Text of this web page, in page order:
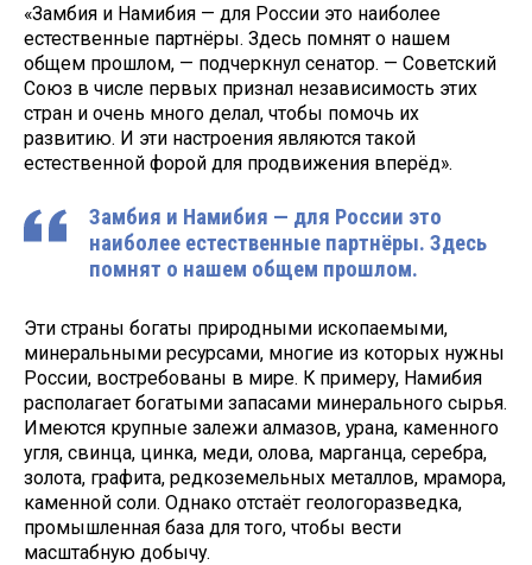
«Замбия и Намибия — для России это наиболее
естественные партнёры. Здесь помнят о нашем
общем прошлом, — подчеркнул сенатор. — Советский
Союз в числе первых признал независимость этих
стран и очень много делал, чтобы помочь их
развитию. И эти настроения являются такой
естественной форой для продвижения вперёд».
Замбия и Намибия — для России это
наиболее естественные партнёры. Здесь
помнят о нашем общем прошлом.
Эти страны богаты природными ископаемыми,
минеральными ресурсами, многие из которых нужны
России, востребованы в мире. К примеру, Намибия
располагает богатыми запасами минерального сырья.
Имеются крупные залежи алмазов, урана, каменного
угля, свинца, цинка, меди, олова, марганца, серебра,
золота, графита, редкоземельных металлов, мрамора,
каменной соли. Однако отстаёт геологоразведка,
промышленная база для того, чтобы вести
масштабную добычу.